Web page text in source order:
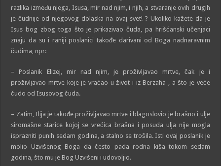
razlika između njega, Isusa, mir nad njim, i njih, a stvaranje ovih drugih
je čudnije od njegovog dolaska na ovaj svet! ? Ukoliko kažete da je
Isus bog zbog toga što je prikazivao čuda, pa hrišćanski učenjaci
znaju da su i raniji poslanici takođe darivani od Boga nadnaravnim
čudima, npr:
– Poslanik Elizej, mir nad njim, je proživljavao mrtve, čak je i
proživljavao mrtve koje je vraćao u život i iz Berzaha , a što je veće
čudo od Isusovog čuda.
– Zatim, Ilija je takođe proživljavao mrtve i blagoslovio je brašno i ulje
siromašne starice kojoj se vrećica brašna i posuda ulja nije mogla
isprazniti punih sedam godina, a stalno se trošila. Isti ovaj poslanik je
molio Uzvišenog Boga da često pada rodna kiša tokom sedam
godina, što mu je Bog Uzvišeni i udovoljio.